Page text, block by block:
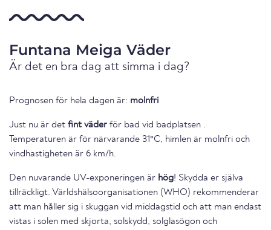
Funtana Meiga Väder
Är det en bra dag att simma i dag?
Prognosen för hela dagen är: molnfri
Just nu är det fint väder för bad vid badplatsen .
Temperaturen är för närvarande 31°C, himlen är molnfri och
vindhastigheten är 6 km/h.
Den nuvarande UV-exponeringen är hög! Skydda er själva
tillräckligt. Världshälsoorganisationen (WHO) rekommenderar
att man håller sig i skuggan vid middagstid och att man endast
vistas i solen med skjorta, solskydd, solglasögon och